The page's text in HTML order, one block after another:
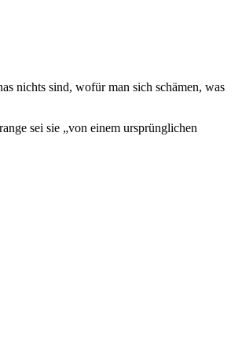
nichts sind, wofür man sich schämen, was
sei sie „von einem ursprünglichen